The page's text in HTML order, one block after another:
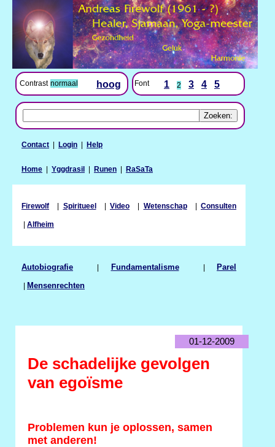
Contrast normaal hoog Font 1 2 3 4 5
Contact | Login | Help
Home | Yggdrasil | Runen | RaSaTa
Firewolf | Spiritueel| Video | Wetenschap| Consulten
| Alfheim
Autobiografie | Fundamentalisme| Parel
| Mensenrechten
01-12-2009
De schadelijke gevolgen
van egoïsme
Problemen kun je oplossen, samen
met anderen!